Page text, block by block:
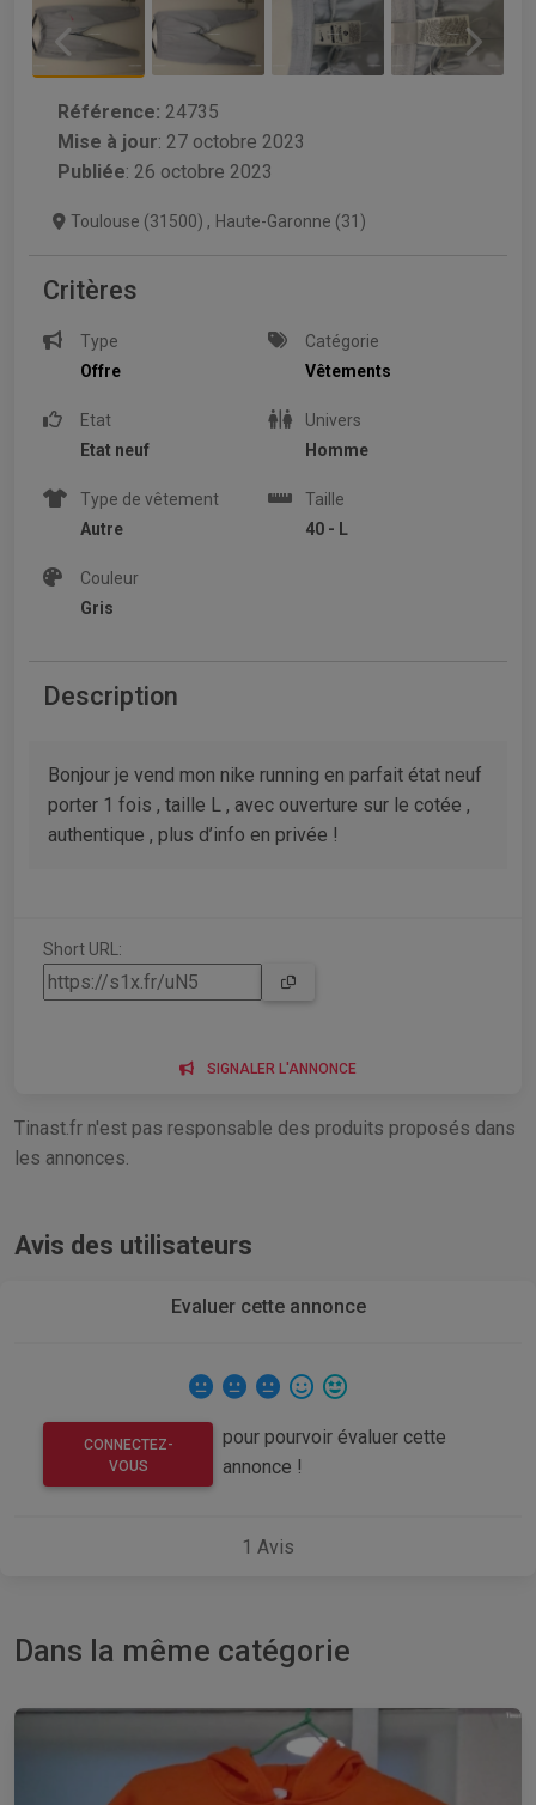
Référence: 24735
Mise à jour: 27 octobre 2023
Publiée: 26 octobre 2023
Toulouse (31500) , Haute-Garonne (31)
Critères
Type
Offre
Catégorie
Vêtements
Etat
Etat neuf
Univers
Homme
Type de vêtement
Autre
Taille
40 - L
Couleur
Gris
Description
Bonjour je vend mon nike running en parfait état neuf
porter 1 fois , taille L , avec ouverture sur le cotée ,
authentique , plus d’info en privée !
Short URL:
SIGNALER L'ANNONCE
Tinast.fr n'est pas responsable des produits proposés dans
les annonces.
Avis des utilisateurs
Evaluer cette annonce
CONNECTEZ-
VOUS
pour pourvoir évaluer cette
annonce !
1 Avis
Dans la même catégorie